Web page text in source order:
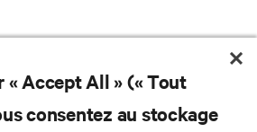
« Accept All » (« Tout
consentez au stockage